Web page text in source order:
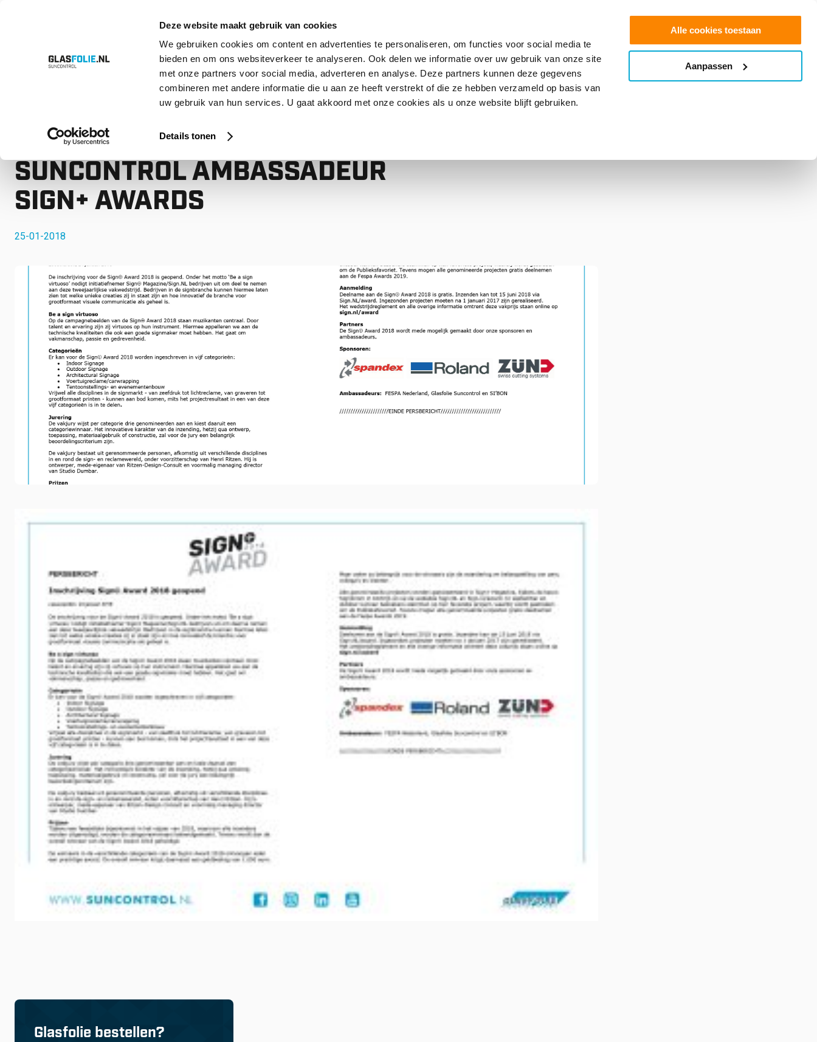
Deze website maakt gebruik van cookies
We gebruiken cookies om content en advertenties te personaliseren, om functies voor social media te
bieden en om ons websiteverkeer te analyseren. Ook delen we informatie over uw gebruik van onze site
met onze partners voor social media, adverteren en analyse. Deze partners kunnen deze gegevens
combineren met andere informatie die u aan ze heeft verstrekt of die ze hebben verzameld op basis van
uw gebruik van hun services. U gaat akkoord met onze cookies als u onze website blijft gebruiken.
Details tonen
Alle cookies toestaan
Aanpassen
Offerte aanvragen
Overslaan
ProductenOplossingen ProjectenReferentiesOver ons ContactFAQ info@glasfolie.nl
PERSBERICHT – GLASFOLIE
SUNCONTROL AMBASSADEUR
SIGN+ AWARDS
25-01-2018
Glasfolie bestellen?